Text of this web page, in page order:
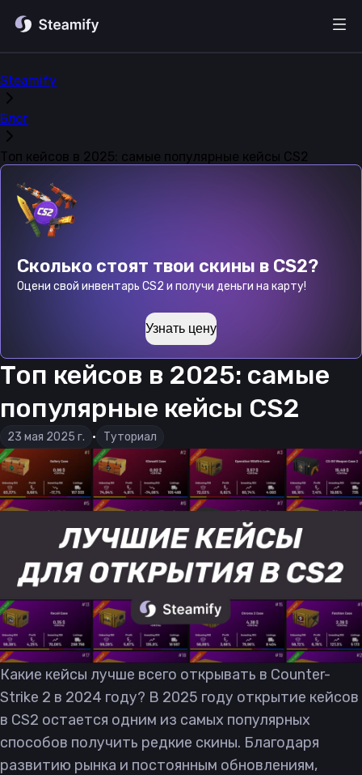
Steamify
Блог
Топ кейсов в 2025: самые популярные кейсы CS2
Сколько стоят твои скины в CS2?
Оцени свой инвентарь CS2 и получи деньги на карту!
Узнать цену
Топ кейсов в 2025: самые
популярные кейсы CS2
23 мая 2025 г. • Туториал
Какие кейсы лучше всего открывать в Counter-
Strike 2 в 2024 году? В 2025 году открытие кейсов
в CS2 остается одним из самых популярных
способов получить редкие скины. Благодаря
развитию рынка и постоянным обновлениям,